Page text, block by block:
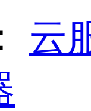
云